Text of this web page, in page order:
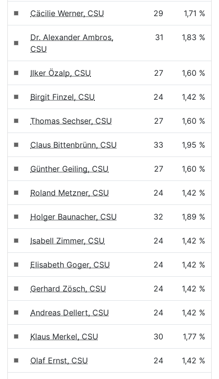
Cäcilie Werner, CSU 29 1,71 %
Dr. Alexander Ambros,
CSU
31 1,83 %
Ilker Özalp, CSU 27 1,60 %
Birgit Finzel, CSU 24 1,42 %
Thomas Sechser, CSU 27 1,60 %
Claus Bittenbrünn, CSU 33 1,95 %
Günther Geiling, CSU 27 1,60 %
Roland Metzner, CSU 24 1,42 %
Holger Baunacher, CSU 32 1,89 %
Isabell Zimmer, CSU 24 1,42 %
Elisabeth Goger, CSU 24 1,42 %
Gerhard Zösch, CSU 24 1,42 %
Andreas Dellert, CSU 24 1,42 %
Klaus Merkel, CSU 30 1,77 %
Olaf Ernst, CSU 24 1,42 %